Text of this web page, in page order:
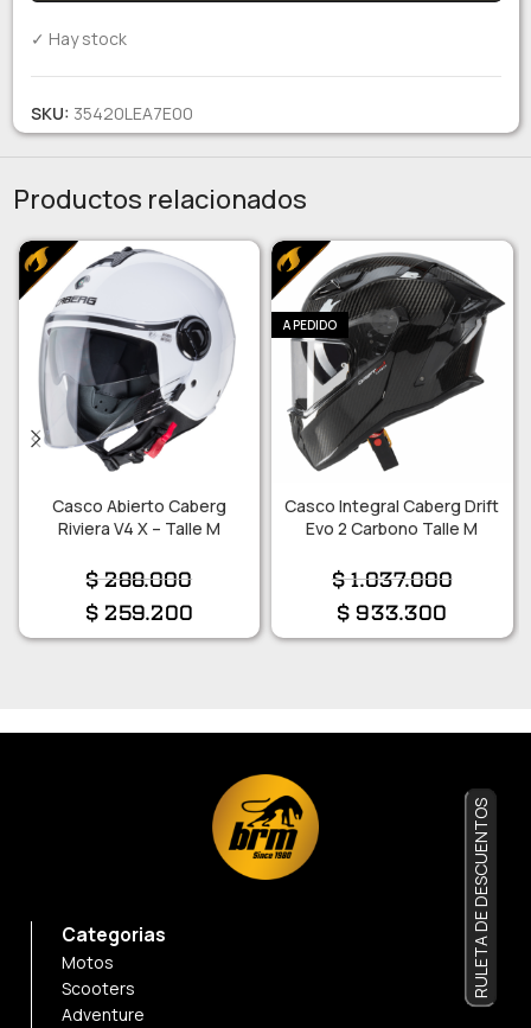
✓ Hay stock
SKU: 35420LEA7E00
Productos relacionados
Casco Abierto Caberg
Riviera V4 X – Talle M
$288.000
$259.200
A PEDIDO
Casco Integral Caberg Drift
Evo 2 Carbono Talle M
$1.037.000
$933.300
Categorias
Motos
Scooters
Adventure
RULETA DE DESCUENTOS